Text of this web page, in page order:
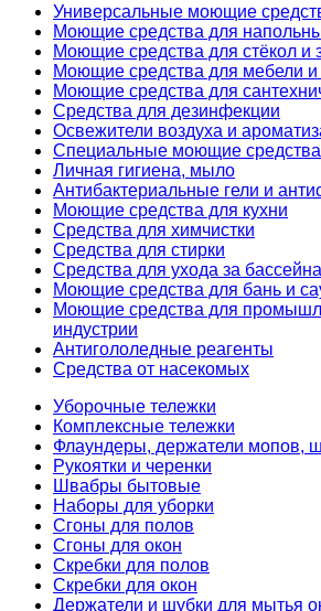
Универсальные моющие
Моющие средства для
Моющие средства для стёкол и
Моющие средства для мебели и
Моющие средства для
Средства для дезинфекции
Освежители воздуха и
Специальные моющие средства
Личная гигиена, мыло
Антибактериальные гели и
Моющие средства для кухни
Средства для химчистки
Средства для стирки
Средства для ухода за
Моющие средства для бань и
Моющие средства для
индустрии
Антигололедные реагенты
Средства от насекомых
Уборочные тележки
Комплексные тележки
Флаундеры, держатели мопов,
Рукоятки и черенки
Швабры бытовые
Наборы для уборки
Сгоны для полов
Сгоны для окон
Скребки для полов
Скребки для окон
Держатели и шубки для мытья